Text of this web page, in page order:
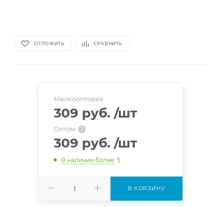
ОТЛОЖИТЬ СРАВНИТЬ
Мелкооптовая
309 руб. /шт
Оптом ?
309 руб. /шт
В наличии более: 5
В КОРЗИНУ